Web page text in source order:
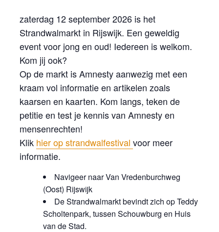
zaterdag 12 september 2026 is het
Strandwalmarkt in Rijswijk. Een geweldig
event voor jong en oud! Iedereen is welkom.
Kom jij ook?
Op de markt is Amnesty aanwezig met een
kraam vol informatie en artikelen zoals
kaarsen en kaarten. Kom langs, teken de
petitie en test je kennis van Amnesty en
mensenrechten!
Klik hier op strandwalfestival voor meer
informatie.
Navigeer naar Van Vredenburchweg
(Oost) Rijswijk
De Strandwalmarkt bevindt zich op Teddy
Scholtenpark, tussen Schouwburg en Huis
van de Stad.